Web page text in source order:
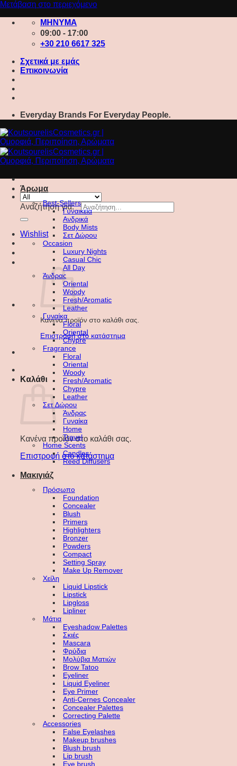
Μετάβαση στο περιεχόμενο
ΜΗΝΥΜΑ
09:00 - 17:00
+30 210 6617 325
Σχετικά με εμάς
Επικοινωνία
Everyday Brands For Everyday People.
Αναζήτηση για:
Wishlist
Κανένα προϊόν στο καλάθι σας.
Επιστροφή στο κατάστημα
Καλάθι
Κανένα προϊόν στο καλάθι σας.
Επιστροφή στο κατάστημα
Άρωμα
Best-Sellers
Γυναικεία
Ανδρικά
Body Mists
Σετ Δώρου
Occasion
Luxury Nights
Casual Chic
All Day
Άνδρας
Oriental
Woody
Fresh/Aromatic
Leather
Γυναίκα
Floral
Oriental
Chypre
Fragrance
Floral
Oriental
Woody
Fresh/Aromatic
Chypre
Leather
Σετ Δώρου
Άνδρας
Γυναίκα
Home
Travel
Home Scents
Candles
Reed Diffusers
Μακιγιάζ
Πρόσωπο
Foundation
Concealer
Blush
Primers
Highlighters
Bronzer
Powders
Compact
Setting Spray
Make Up Remover
Χείλη
Liquid Lipstick
Lipstick
Lipgloss
Lipliner
Μάτια
Eyeshadow Palettes
Σκιές
Mascara
Φρύδια
Μολύβια Ματιών
Brow Tatoo
Eyeliner
Liquid Eyeliner
Eye Primer
Anti-Cernes Concealer
Concealer Palettes
Correcting Palette
Accessories
False Eyelashes
Makeup brushes
Blush brush
Lip brush
Eye brush